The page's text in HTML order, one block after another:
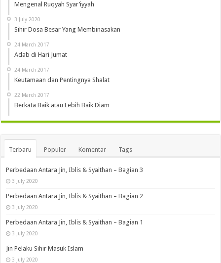
Mengenal Ruqyah Syar’iyyah
3 July 2020
Sihir Dosa Besar Yang Membinasakan
24 March 2017
Adab di Hari Jumat
24 March 2017
Keutamaan dan Pentingnya Shalat
22 March 2017
Berkata Baik atau Lebih Baik Diam
Terbaru Populer Komentar Tags
Perbedaan Antara Jin, Iblis & Syaithan – Bagian 3
3 July 2020
Perbedaan Antara Jin, Iblis & Syaithan – Bagian 2
3 July 2020
Perbedaan Antara Jin, Iblis & Syaithan – Bagian 1
3 July 2020
Jin Pelaku Sihir Masuk Islam
3 July 2020